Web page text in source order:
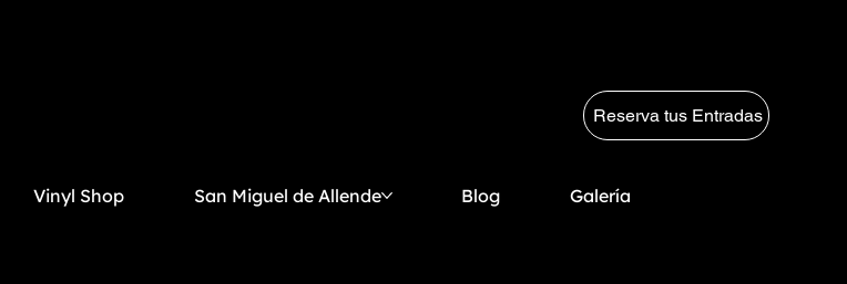
Reserva tus Entradas
Vinyl Shop San Miguel de Allende Blog Galería